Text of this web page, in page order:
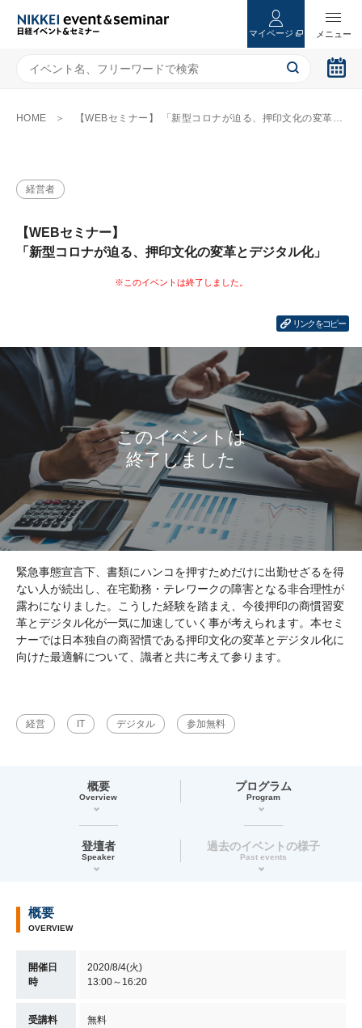
マイページ
HOME 【WEBセミナー】 「新型コロナが迫る、押印文化の変革とデジタル化」
経営者
【WEBセミナー】
「新型コロナが迫る、押印文化の変革とデジタル化」
リンクをコピー
緊急事態宣言下、書類にハンコを押すためだけに出勤せざるを得
ない人が続出し、在宅勤務・テレワークの障害となる非合理性が
露わになりました。こうした経験を踏まえ、今後押印の商慣習変
革とデジタル化が一気に加速していく事が考えられます。本セミ
ナーでは日本独自の商習慣である押印文化の変革とデジタル化に
向けた最適解について、識者と共に考えて参ります。
経営 IT デジタル 参加無料
概要
Overview
プログラム
Program
登壇者
Speaker
過去のイベントの様子
Past events
概要
OVERVIEW
開催日
時
2020/8/4(火)
13:00～16:20
受講料 無料